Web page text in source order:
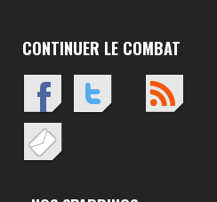
CONTINUER LE COMBAT